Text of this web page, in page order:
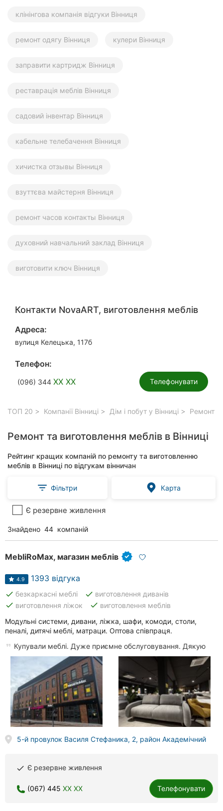
клінінгова компанія відгуки Вінниця
ремонт одягу Вінниця кулери Вінниця
заправити картридж Вінниця
реставрація меблів Вінниця
садовий інвентар Вінниця
кабельне телебачення Вінниця
хичистка отзывы Вінниця
взуттєва майстерня Вінниця
ремонт часов контакты Вінниця
духовний навчальний заклад Вінниця
виготовити ключ Вінниця
Контакти NovaART, виготовлення меблів
Адреса:
вулиця Келецька, 117б
Телефон:
(096) 344 XX XX Телефонувати
ТОП 20 Компанії Вінниці Дім і побут у Вінниці Ремонт
Ремонт та виготовлення меблів в Вінниці
Рейтинг кращих компаній по ремонту та виготовленню
меблів в Вінниці по відгукам вінничан
Фільтри Карта
Є резервне живлення
Знайдено 44 компаній
MebliRoMax, магазин меблів
4.9 1393 відгука
done безкаркасні меблі done виготовлення диванів
done виготовлення ліжок done виготовлення меблів
Модульні системи, дивани, ліжка, шафи, комоди, столи,
пеналі, дитячі меблі, матраци. Оптова співпраця.
Купували меблі. Дуже приємне обслуговування. Дякую
5-й провулок Василя Стефаника, 2, район Академічний
done Є резервне живлення
(067) 445 XX XX Телефонувати